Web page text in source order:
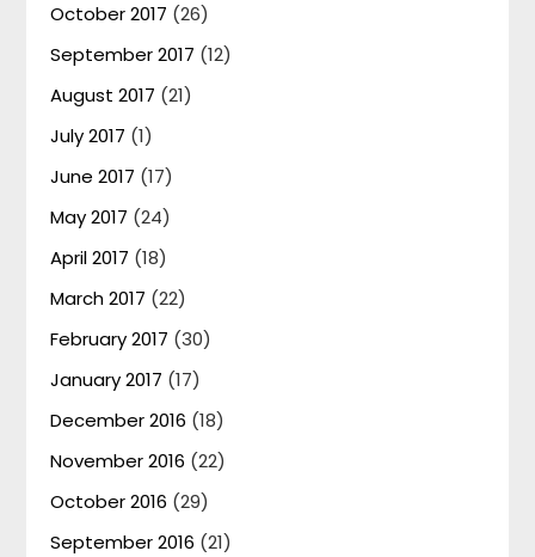
October 2017 (26)
September 2017 (12)
August 2017 (21)
July 2017 (1)
June 2017 (17)
May 2017 (24)
April 2017 (18)
March 2017 (22)
February 2017 (30)
January 2017 (17)
December 2016 (18)
November 2016 (22)
October 2016 (29)
September 2016 (21)